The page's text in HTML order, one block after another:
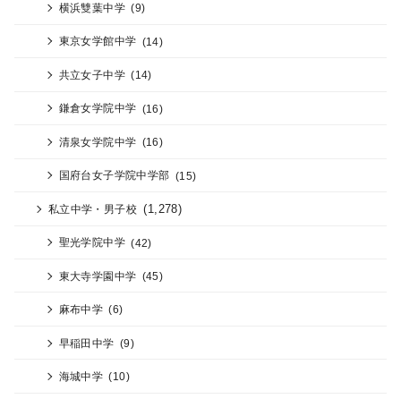
横浜雙葉中学 (9)
東京女学館中学 (14)
共立女子中学 (14)
鎌倉女学院中学 (16)
清泉女学院中学 (16)
国府台女子学院中学部 (15)
私立中学・男子校 (1,278)
聖光学院中学 (42)
東大寺学園中学 (45)
麻布中学 (6)
早稲田中学 (9)
海城中学 (10)